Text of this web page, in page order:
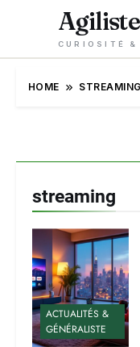
CURIOSITÉ &
HOME STREAMING
streaming
ACTUALITÉS &
GÉNÉRALISTE